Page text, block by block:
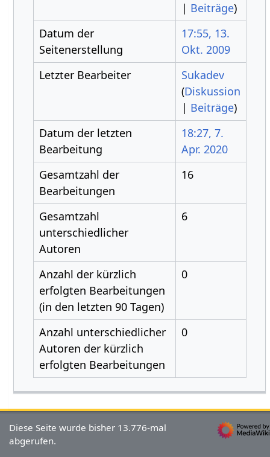
| Beiträge)
Datum der
Seitenerstellung
17:55, 13.
Okt. 2009
Letzter Bearbeiter
Sukadev
(Diskussion
| Beiträge)
Datum der letzten
Bearbeitung
18:27, 7.
Apr. 2020
Gesamtzahl der
Bearbeitungen
16
Gesamtzahl
unterschiedlicher
Autoren
6
Anzahl der kürzlich
erfolgten Bearbeitungen
(in den letzten 90 Tagen)
0
Anzahl unterschiedlicher
Autoren der kürzlich
erfolgten Bearbeitungen
0
Diese Seite wurde bisher 13.776-mal
abgerufen.